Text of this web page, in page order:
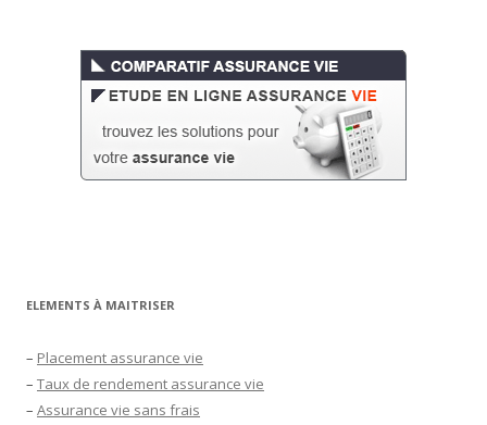
ELEMENTS À MAITRISER
– Placement assurance vie
– Taux de rendement assurance vie
– Assurance vie sans frais